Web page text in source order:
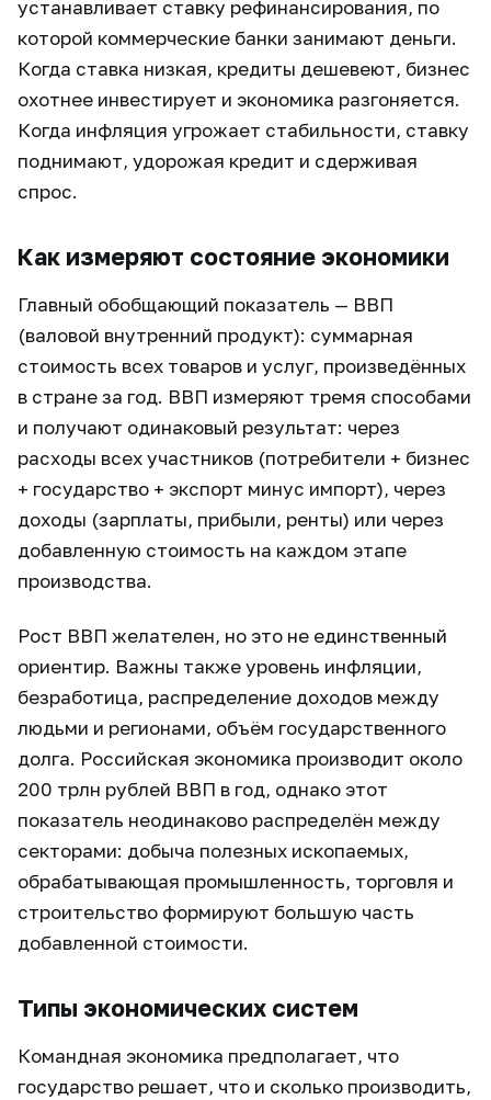
устанавливает ставку рефинансирования, по
которой коммерческие банки занимают деньги.
Когда ставка низкая, кредиты дешевеют, бизнес
охотнее инвестирует и экономика разгоняется.
Когда инфляция угрожает стабильности, ставку
поднимают, удорожая кредит и сдерживая
спрос.
Как измеряют состояние экономики
Главный обобщающий показатель — ВВП
(валовой внутренний продукт): суммарная
стоимость всех товаров и услуг, произведённых
в стране за год. ВВП измеряют тремя способами
и получают одинаковый результат: через
расходы всех участников (потребители + бизнес
+ государство + экспорт минус импорт), через
доходы (зарплаты, прибыли, ренты) или через
добавленную стоимость на каждом этапе
производства.
Рост ВВП желателен, но это не единственный
ориентир. Важны также уровень инфляции,
безработица, распределение доходов между
людьми и регионами, объём государственного
долга. Российская экономика производит около
200 трлн рублей ВВП в год, однако этот
показатель неодинаково распределён между
секторами: добыча полезных ископаемых,
обрабатывающая промышленность, торговля и
строительство формируют большую часть
добавленной стоимости.
Типы экономических систем
Командная экономика предполагает, что
государство решает, что и сколько производить,